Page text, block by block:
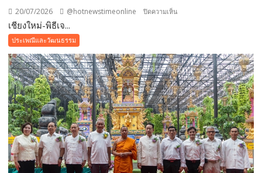
20/07/2026 @hotnewstimeonline ปิดความเห็น
พระพุทธ
มนต์
นวัค
คหา
ยุ
สม
ธัมม์
มงคล
แบบ
เชียงใหม่-พิธีเจ...
ประเพณีและวัฒนธรรม